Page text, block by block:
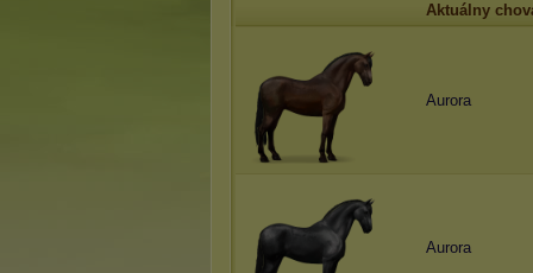
Aktuálny
Aurora
Aurora